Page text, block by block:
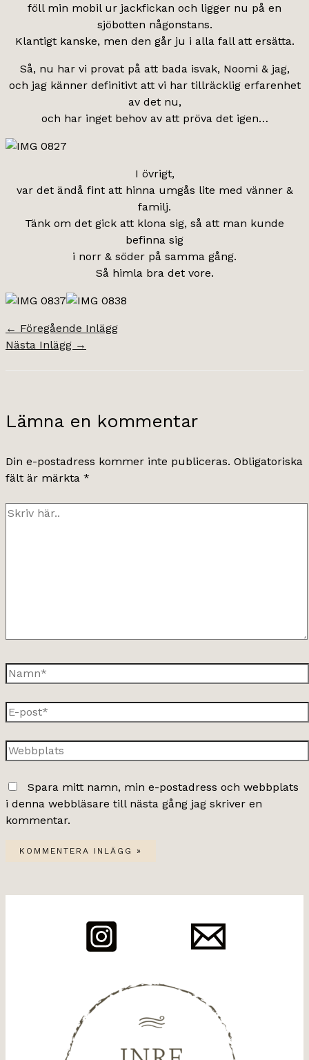
föll min mobil ur jackfickan och ligger nu på en
sjöbotten någonstans.
Klantigt kanske, men den går ju i alla fall att ersätta.
Så, nu har vi provat på att bada isvak, Noomi & jag,
och jag känner definitivt att vi har tillräcklig erfarenhet
av det nu,
och har inget behov av att pröva det igen…
I övrigt,
var det ändå fint att hinna umgås lite med vänner &
familj.
Tänk om det gick att klona sig, så att man kunde
befinna sig
i norr & söder på samma gång.
Så himla bra det vore.
← Föregående Inlägg
Nästa Inlägg →
Lämna en kommentar
Din e-postadress kommer inte publiceras. Obligatoriska
fält är märkta *
Skriv
Namn*
E-
post*
Webbplats
Spara mitt namn, min e-postadress och webbplats
i denna webbläsare till nästa gång jag skriver en
kommentar.